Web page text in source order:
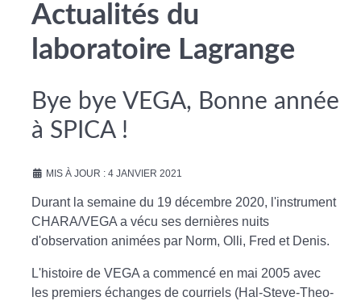
Actualités du
laboratoire Lagrange
Bye bye VEGA, Bonne année
à SPICA !
MIS À JOUR : 4 JANVIER 2021
Durant la semaine du 19 décembre 2020, l'instrument
CHARA/VEGA a vécu ses dernières nuits
d'observation animées par Norm, Olli, Fred et Denis.
L'histoire de VEGA a commencé en mai 2005 avec
les premiers échanges de courriels (Hal-Steve-Theo-